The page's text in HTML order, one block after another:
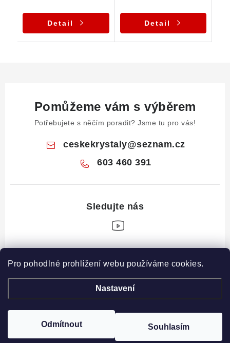
Pro pohodlné prohlížení webu používáme cookies.
Nastavení
Odmítnout Souhlasím
Detail Detail
Pomůžeme vám s výběrem
Potřebujete s něčím poradit? Jsme tu pro vás!
ceskekrystaly@seznam.cz
603 460 391
Z
Informace pro vás
Obchodní podmínky
Poučení o právu na odstoupení od smlouvy
Vytvořil Shoptet
Copyright 2026České krystaly . Všechna práva vyhrazena.